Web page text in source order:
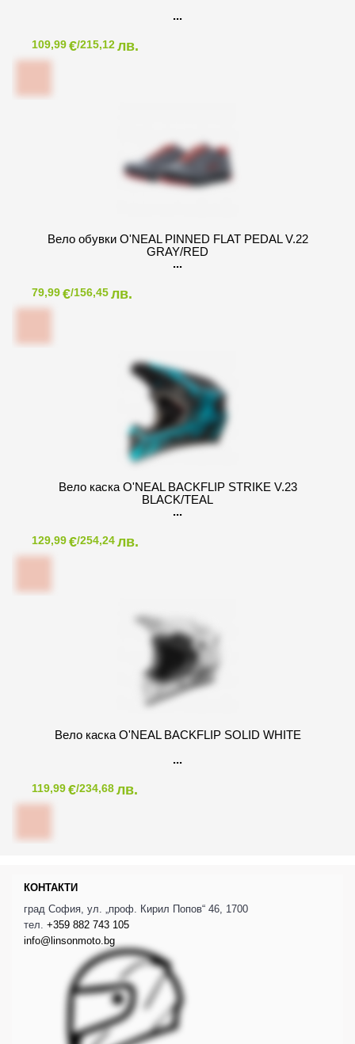
109,99€/215,12лв.
Вело обувки O'NEAL PINNED FLAT PEDAL V.22
GRAY/RED
79,99€/156,45лв.
Вело каска O'NEAL BACKFLIP STRIKE V.23
BLACK/TEAL
129,99€/254,24лв.
Вело каска O'NEAL BACKFLIP SOLID WHITE
119,99€/234,68лв.
КОНТАКТИ
град София, ул. „проф. Кирил Попов“ 46, 1700
тел. +359 882 743 105
info@linsonmoto.bg